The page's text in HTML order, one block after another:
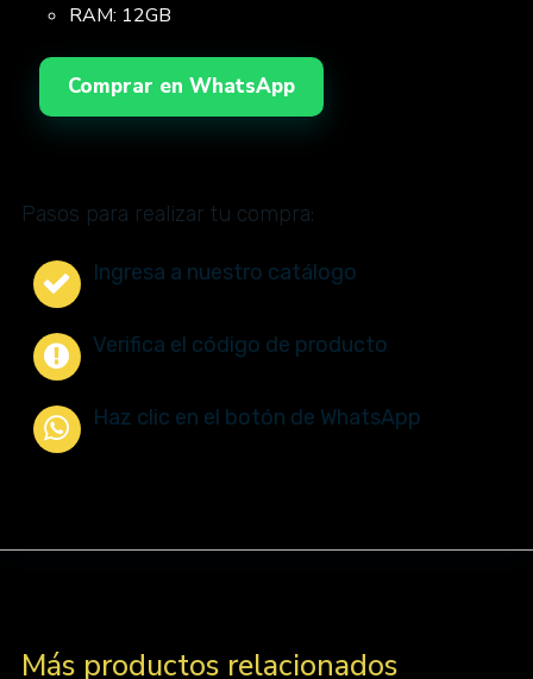
RAM: 12GB
Comprar en WhatsApp
Pasos para realizar tu compra:
Ingresa a nuestro catálogo
Verifica el código de producto
Haz clic en el botón de WhatsApp
Más productos relacionados